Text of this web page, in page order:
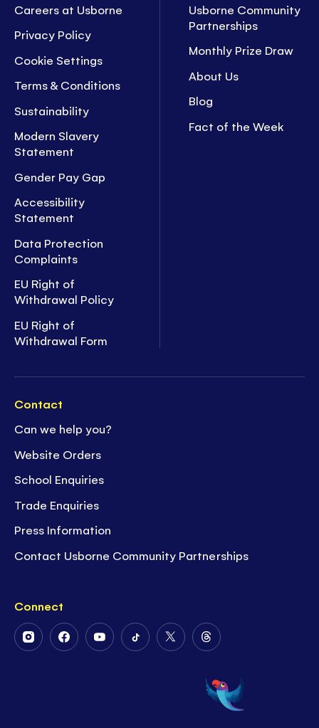
Careers at Usborne
Privacy Policy
Cookie Settings
Terms & Conditions
Sustainability
Modern Slavery
Statement
Gender Pay Gap
Accessibility
Statement
Data Protection
Complaints
EU Right of
Withdrawal Policy
EU Right of
Withdrawal Form
Usborne Community
Partnerships
Monthly Prize Draw
About Us
Blog
Fact of the Week
Contact
Can we help you?
Website Orders
School Enquiries
Trade Enquiries
Press Information
Contact Usborne Community Partnerships
Connect
FollowFollowFollowFollowFollow
Twitter
Follow
on
Threads